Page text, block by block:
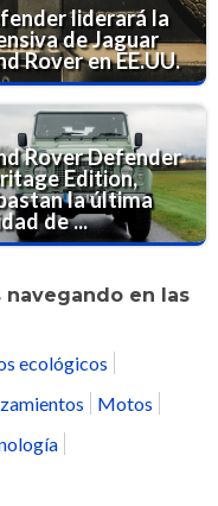
liderará la
de Jaguar
Rover en EE.UU.
Rover Defender
Edition,
la última
de ...
en las
ecológicos
Motos